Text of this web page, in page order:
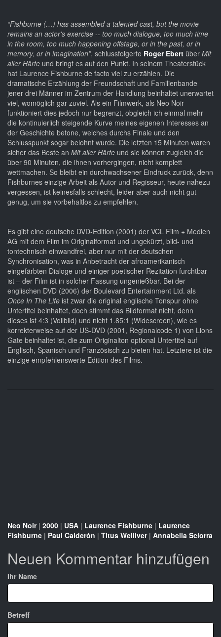
“Fishburne (…) has assembled a talented cast, but the movie
remains an actor's exercise -- too much dialogue, too much time
in the room, too much happening offstage, or in the past, or in
memory, or in imagination”, schlussfolgerte Roger Ebert über Mit
aller Härte und bringt es auf den Punkt. In seinem Theaterstück
hat Laurence Fishburne de facto viel zu erzählen. Die
dramatische Erzählung der Freundschaft und Familienbande
jener drei Männer im Zentrum der Handlung beinhaltet unerwartet
viel, womöglich gar zuviel. Als ein Filmwerk, als Neo Noir
funktioniert dies jedoch nur begrenzt, obgleich ich einmal mehr
die kontinuierlich steigende Kurve meines eigenen Interesses an
der Geschichte betone, welches durchs Finale und den
Schlusspunkt sogar belohnt wurde. Die letzten 15 Minuten waren
sicher das Beste an Mit aller Härte und sie können zugleich die
über 90 Minuten, die ihnen vorhergingen, nicht komplett
wettmachen. So bleibt ein durchwachsener Eindruck zurück, denn
Fishburnes einzige Arbeit als Autor und Regisseur, heute nahezu
vergessen, ist keinesfalls schlecht, leider aber auch nicht gut
genug, um sie vorbehaltlos zu empfehlen.
Es gibt eine deutsche DVD-Edition (2001) der VCL Film + Medien
AG mit dem Film im Originalformat und ungekürzt, bild- und
tontechnisch einwandfrei, aber nur mit der deutschen
Synchronisation, was in Anbetracht der afroamerikanisch
eingefärbten Dialoge und einiger poetischer Rezitation furchtbar
ist – der Film ist in solcher Fassung ungenießbar. Bei der
englischen DVD (2006) der Boulevard Entertainment Ltd. als
Once In The Life ist zwar die original englische Tonspur ohne
Untertitel beinhaltet, doch stimmt das Bildformat nicht, denn
dieses ist 4:3 (Vollbild) und nicht 1.85:1 (Widescreen), wie es
korrekterweise auf der US-DVD (2001, Regionalcode 1) von Lions
Gate beinhaltet ist, die zum Originalton optional Untertitel auf
Englisch, Spanisch und Französisch zu bieten hat. Letztere ist die
einzige empfehlenswerte Edition des Films.
Neo Noir| 2000 | USA | Laurence Fishburne | Laurence
Fishburne | Paul Calderón | Titus Welliver| Annabella Sciorra
Neuen Kommentar hinzufügen
Ihr Name
Betreff